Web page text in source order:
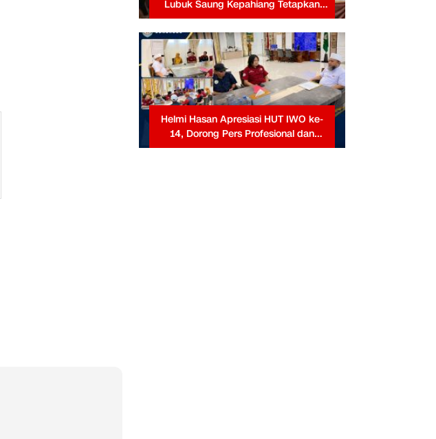
Lubuk Saung Kepahiang Tetapkan
Prioritas RKP Desa 2026, Fokus
Infrastruktur dan Penurunan Stunting
Helmi Hasan Apresiasi HUT IWO ke-
14, Dorong Pers Profesional dan
Berkontribusi untuk Masyarakat